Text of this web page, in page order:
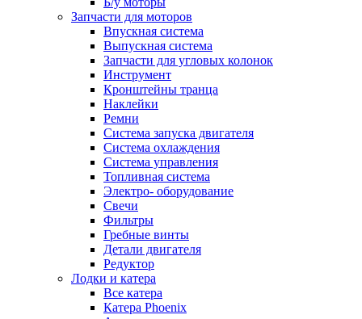
Запчасти для моторов
Впускная система
Выпускная система
Запчасти для угловых колонок
Инструмент
Кронштейны транца
Наклейки
Ремни
Система запуска двигателя
Система охлаждения
Система управления
Топливная система
Электро- оборудование
Свечи
Фильтры
Гребные винты
Детали двигателя
Редуктор
Лодки и катера
Все катера
Катера Phoenix